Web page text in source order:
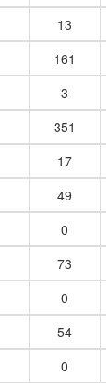
13
161
3
351
17
49
0
73
0
54
0